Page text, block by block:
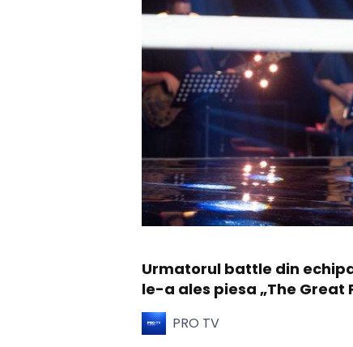
Urmatorul battle din
le-a ales piesa „The
PRO TV